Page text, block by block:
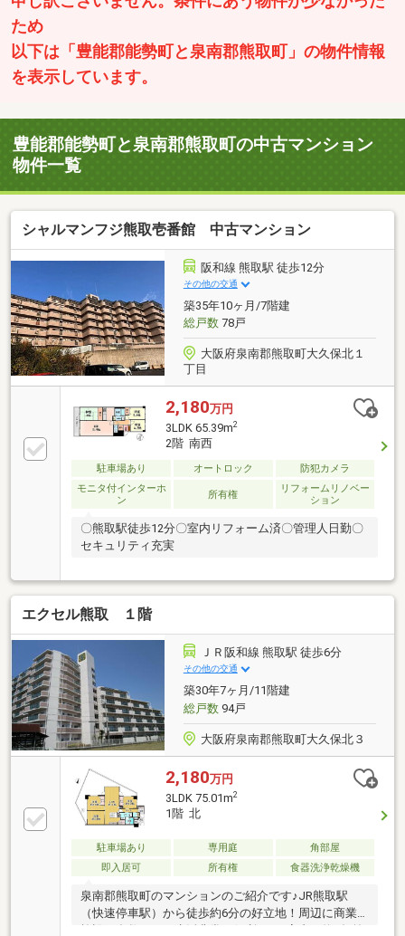
ため
以下は「豊能郡能勢町と泉南郡熊取町」の物件情報
を表示しています。
豊能郡能勢町と泉南郡熊取町の中古マンション
物件一覧
シャルマンフジ熊取壱番館 中古マンション
阪和線 熊取駅 徒歩12分
その他の交通
築35年10ヶ月/7階建
総戸数78戸
大阪府泉南郡熊取町大久保北１
丁目
2,180万円
3LDK 65.39m2
2階 南西
駐車場あり オートロック
防犯カメラ
モニタ付インターホ
ン
所有権
リフォームリノベー
ション
〇熊取駅徒歩12分〇室内リフォーム済〇管理人日勤〇
セキュリティ充実
エクセル熊取 １階
ＪＲ阪和線 熊取駅 徒歩6分
その他の交通
築30年7ヶ月/11階建
総戸数94戸
大阪府泉南郡熊取町大久保北３
2,180万円
3LDK 75.01m2
1階 北
駐車場あり 専用庭
角部屋
即入居可
所有権 食器洗浄乾燥機
泉南郡熊取町のマンションのご紹介です♪JR熊取駅
（快速停車駅）から徒歩約6分の好立地！周辺に商業